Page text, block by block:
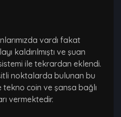
vardı fakat
kaldırılmıştı ve şuan
ile tekrardan eklendi.
noktalarda bulunan bu
tekno coin ve şansa bağlı
vermektedir.